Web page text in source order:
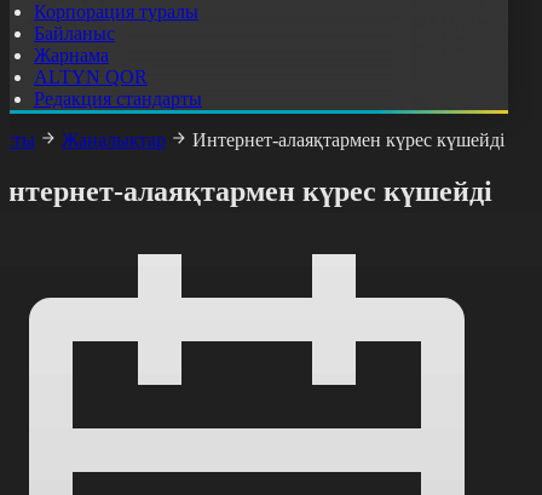
Корпорация туралы
Байланыс
Жарнама
ALTYN QOR
Редакция стандарты
Жаңалықтар Интернет-алаяқтармен күрес күшейді
алаяқтармен күрес күшейді